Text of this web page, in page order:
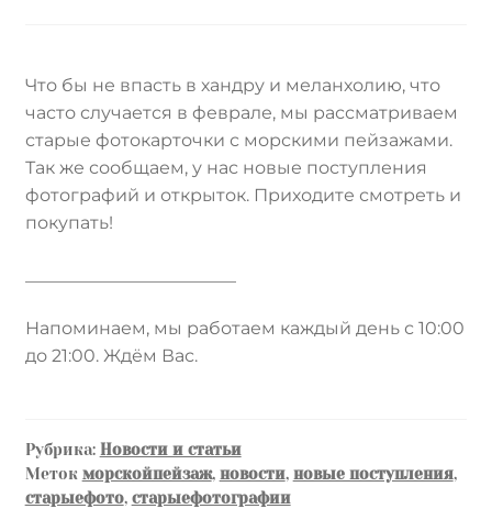
Что бы не впасть в хандру и меланхолию, что
часто случается в феврале, мы рассматриваем
старые фотокарточки с морскими пейзажами.
Так же сообщаем, у нас новые поступления
фотографий и открыток. Приходите смотреть и
покупать!
Напоминаем, мы работаем каждый день с 10:00
до 21:00. Ждём Вас.
Рубрика: Новости и статьи
Меток морскойпейзаж, новости, новые поступления,
старыефото, старыефотографии